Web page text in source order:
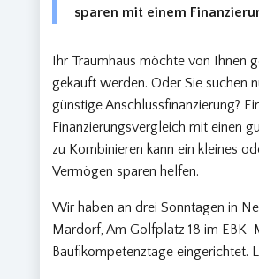
sparen mit einem
Ihr Traumhaus möchte von Ihnen
gekauft werden. Oder Sie suchen
günstige Anschlussfinanzierung?
Finanzierungsvergleich mit einen
zu Kombinieren kann ein kleines
Vermögen sparen helfen.
Wir haben an drei Sonntagen in
Mardorf, Am Golfplatz 18 im EBK-
Baufikompetenztage eingerichtet.